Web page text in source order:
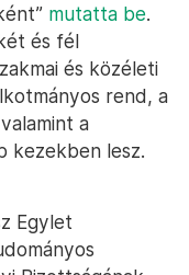
mutatta be.
és fél
és közéleti
rend, a
a
kezekben lesz.
Egylet